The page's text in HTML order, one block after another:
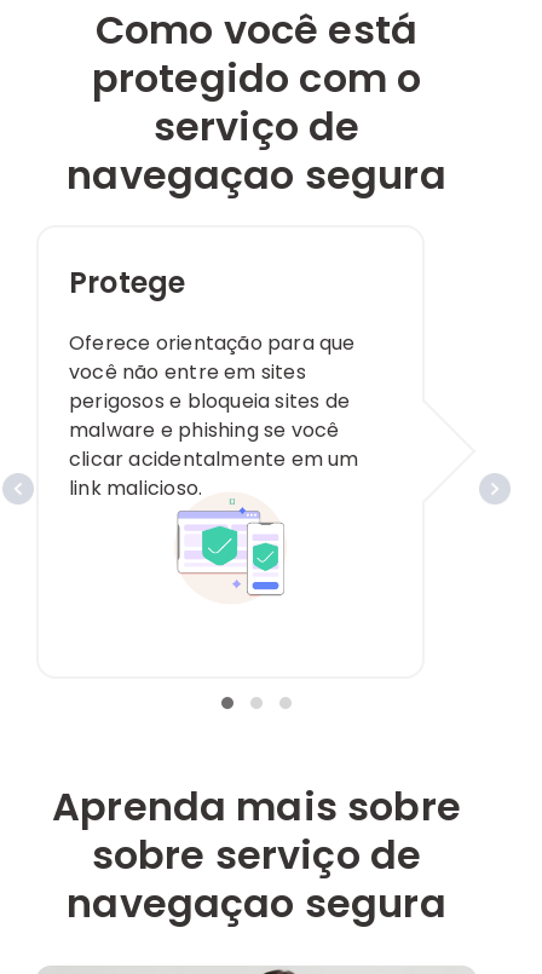
Como você está
protegido com o
serviço de
navegaçao segura
Protege
Oferece orientação para que
você não entre em sites
perigosos e bloqueia sites de
malware e phishing se você
clicar acidentalmente em um
link malicioso.
Aprenda mais sobre
sobre serviço de
navegaçao segura